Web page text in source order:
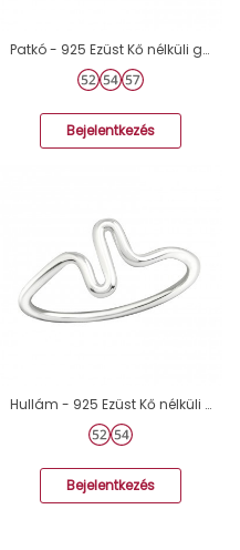
Patkó - 925 Ezüst Kő nélküli gyűrűk A4S44856
Bejelentkezés
Hullám - 925 Ezüst Kő nélküli gyűrűk A4S19428
Bejelentkezés